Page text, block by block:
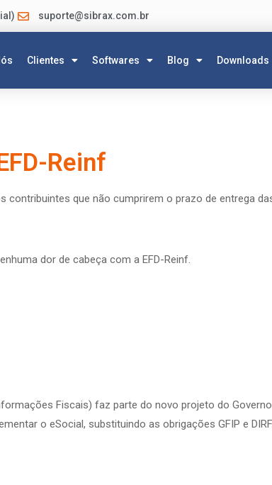
suporte@sibrax.com.br
Clientes Softwares Blog Downloads
Reinf
contribuintes que não cumprirem o prazo de entrega
dor de cabeça com a EFD-Reinf.
Fiscais) faz parte do novo projeto do
o eSocial, substituindo as obrigações GFIP e